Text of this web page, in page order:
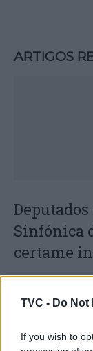
TVC - Do
If you wish to
ARTIGOS
Deputados
Sinfónica
certame